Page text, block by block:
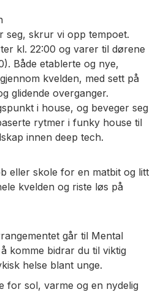
seg, skrur vi opp tempoet.
kl. 22:00 og varer til dørene
Både etablerte og nye,
kvelden, med sett på
glidende overganger.
i house, og beveger seg
rytmer i funky house til
innen deep tech.
eller skole for en matbit og litt
kvelden og riste løs på
går til Mental
komme bidrar du til viktig
helse blant unge.
for sol, varme og en nydelig